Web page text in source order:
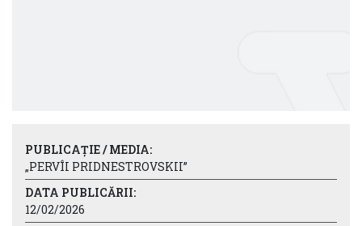
PUBLICAȚIE / MEDIA:
„PERVÎI PRIDNESTROVSKII”
DATA PUBLICĂRII:
12/02/2026